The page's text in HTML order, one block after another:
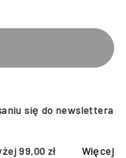
się do newslettera
99,00 zł Więcej